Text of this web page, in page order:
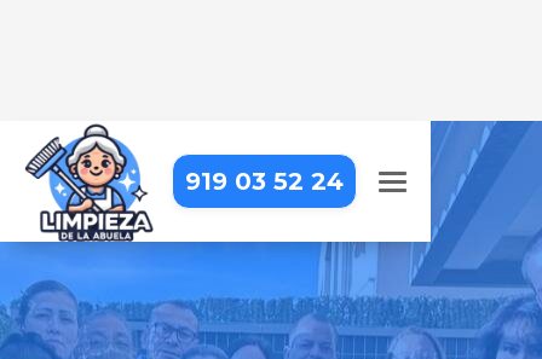
919 03 52 24
LIMPIEZA A DOMICILIO EN
MADRID – CARABANCHEL –
BUENAVISTA
Tu hogar siempre estará impecable